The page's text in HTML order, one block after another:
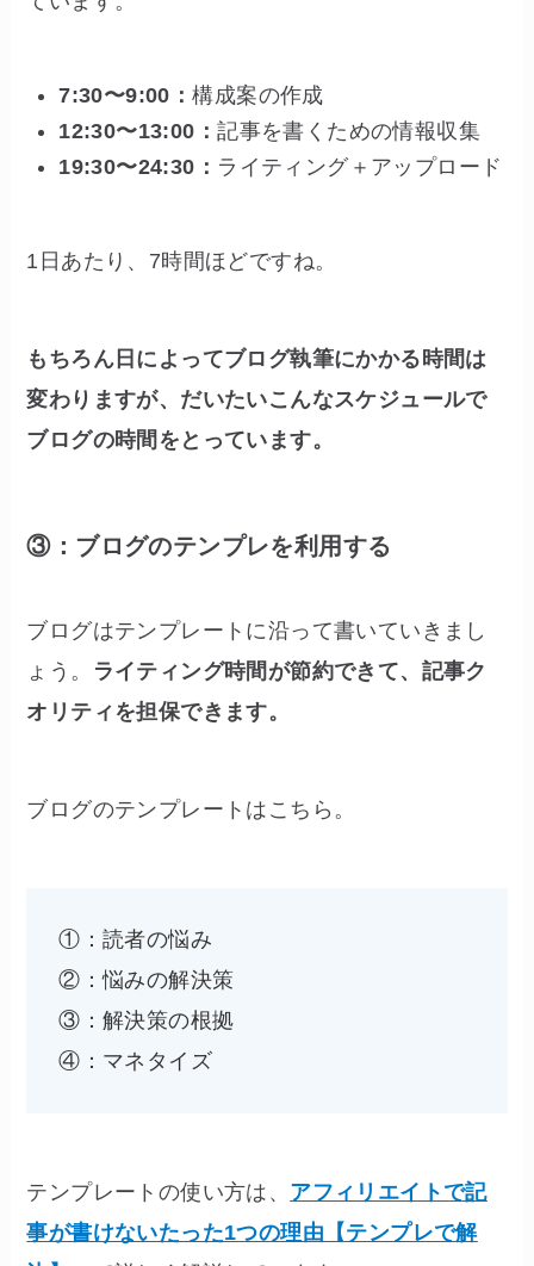
7:30〜9:00：構成案の作成
12:30〜13:00：記事を書くための情報収集
19:30〜24:30： ライティング＋アップロード
1日あたり、7時間ほどですね。
もちろん日によってブログ執筆にかかる時間は
変わりますが、だいたいこんなスケジュールで
ブログの時間をとっています。
③：ブログのテンプレを利用する
ブログはテンプレートに沿って書いていきまし
ょう。
ライティング時間が節約できて、記事ク
オリティを担保できます。
ブログのテンプレートはこちら。
①：読者の悩み
②：悩みの解決策
③：解決策の根拠
④：マネタイズ
テンプレートの使い方は、 アフィリエイトで記
事が書けないたった1つの理由【テンプレで解